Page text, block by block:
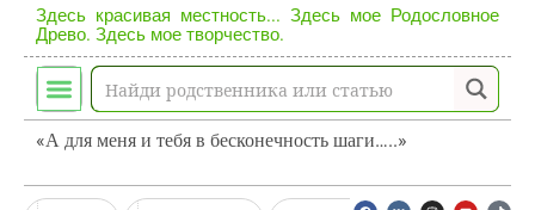
Здесь красивая местность... Здесь мое Родословное
Древо. Здесь мое творчество.
«А для меня и тебя в бесконечность шаги…..»